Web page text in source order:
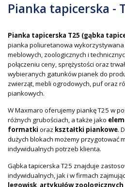
Pianka tapicerska -
Pianka tapicerska T25 (gąbka
pianka poliuretanowa
meblowych, zoologicznych i
połączeniu ceny, sprężystości oraz
wybieranych gatunków pianek do
zwierząt, mebli ogrodowych, puf oraz
piankowych.
W Maxmaro oferujemy piankę T25 w
różnych grubościach, a także jako
formatki oraz kształtki piankowe.
dużych blokach możemy przygotować
indywidualnych potrzeb klienta.
Gąbka tapicerska T25 znajduje
indywidualnych, jak i w firmach
legowisk, artykułów zoologicznych